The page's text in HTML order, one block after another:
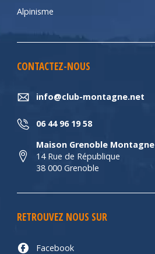
Alpinisme
CONTACTEZ-NOUS
info@club-montagne.net
06 44 96 19 58
Maison Grenoble Montagne
14 Rue de République
38 000 Grenoble
RETROUVEZ NOUS SUR
Facebook